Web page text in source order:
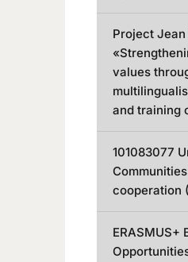
Project
values
and training
101083077
cooperation
ERASMUS+